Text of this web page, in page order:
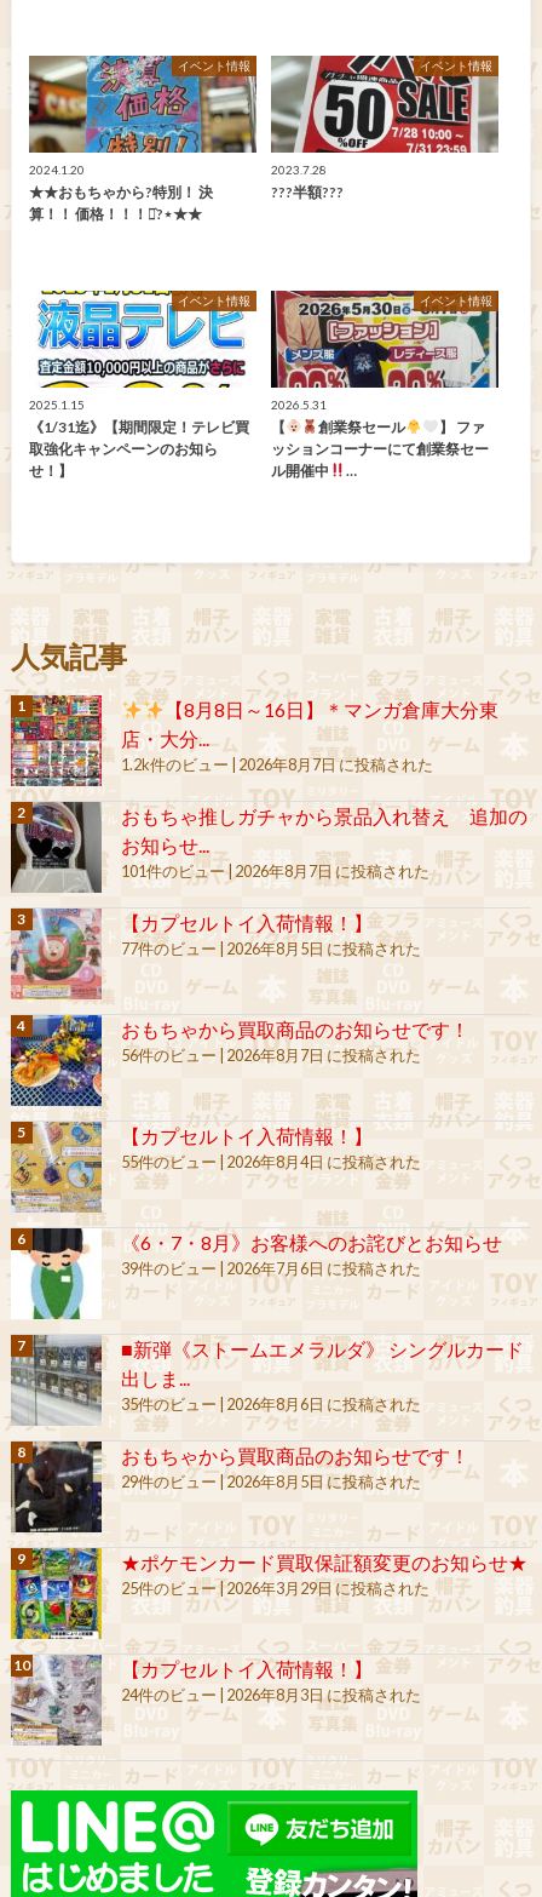
イベント情報
2024.1.20
★★おもちゃから?特別！ 決
算！！ 価格！！！⋆͛?⋆★★
イベント情報
2023.7.28
???半額???
イベント情報
2025.1.15
《1/31迄》【期間限定！テレビ買
取強化キャンペーンのお知ら
せ！】
イベント情報
2026.5.31
【 創業祭セール
】 ファ
ッションコーナーにて創業祭セー
ル開催中
…
人気記事
【8月8日～16日】＊マンガ倉庫大分東
店・大分...
1.2k件のビュー 2026年8月7日 に投稿された
おもちゃ推しガチャから景品入れ替え 追加の
お知らせ...
101件のビュー| 2026年8月7日 に投稿された
【カプセルトイ入荷情報！】
77件のビュー 2026年8月5日 に投稿された
おもちゃから買取商品のお知らせです！
56件のビュー |2026年8月7日 に投稿された
【カプセルトイ入荷情報！】
55件のビュー 2026年8月4日 に投稿された
《6・7・8月》お客様へのお詫びとお知らせ
39件のビュー 2026年7月6日 に投稿された
■新弾《ストームエメラルダ》 シングルカード
出しま...
35件のビュー 2026年8月6日 に投稿された
おもちゃから買取商品のお知らせです！
29件のビュー |2026年8月5日 に投稿された
★ポケモンカード買取保証額変更のお知らせ★
25件のビュー|2026年3月29日 に投稿された
【カプセルトイ入荷情報！】
24件のビュー 2026年8月3日 に投稿された